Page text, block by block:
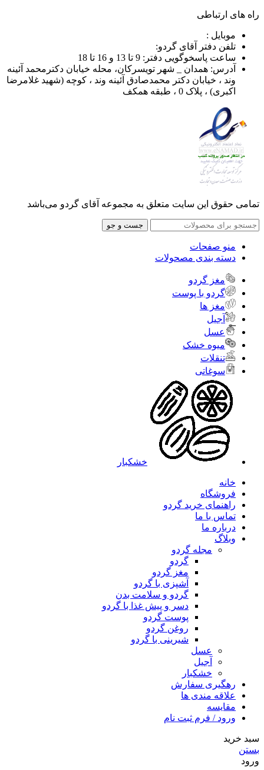
راه های ارتباطی
موبایل :
تلفن دفتر آقای گردو:
ساعت پاسخوگویی دفتر: 9 تا 13 و 16 تا 18
آدرس: همدان _ شهر تویسرکان، محله خیابان دکترمحمد آئینه
وند ، خیابان دکتر محمدصادق آئینه وند ، کوچه (شهید غلامرضا
اکبری) ، پلاک 0 ، طبقه همکف
تمامی حقوق این سایت متعلق به مجموعه آقای گردو می‌باشد
جست و جو
منو صفحات
دسته بندی مصحولات
مغز گردو
گردو با پوست
مغز ها
آجیل
عسل
میوه خشک
تنقلات
سوغاتی
خشکبار
خانه
فروشگاه
راهنمای خرید گردو
تماس با ما
درباره ما
وبلاگ
مجله گردو
گردو
مغز گردو
آشپزی با گردو
گردو و سلامت بدن
دسر و پیش غذا با گردو
پوست گردو
روغن گردو
شیرینی با گردو
عسل
آجیل
خشکبار
رهگیری سفارش
علاقه مندی ها
مقایسه
ورود / فرم ثبت نام
سبد خرید
بستن
ورود